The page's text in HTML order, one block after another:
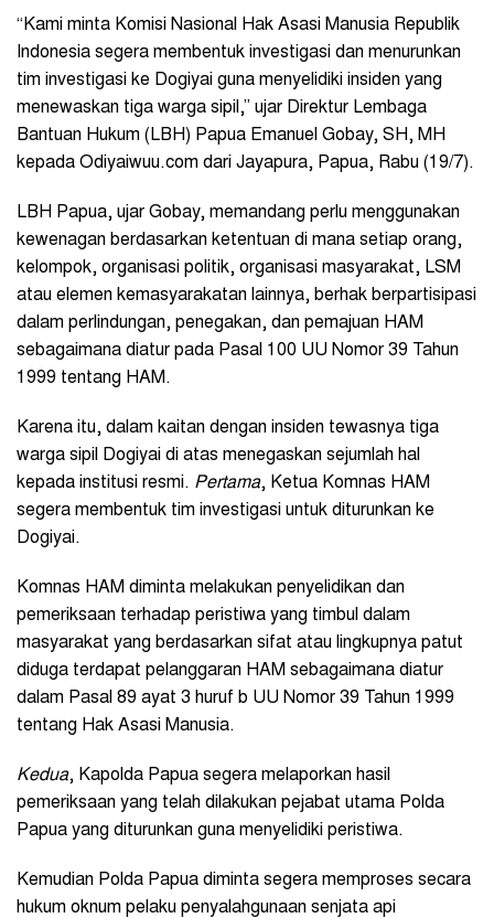
“Kami minta Komisi Nasional Hak Asasi Manusia Republik
Indonesia segera membentuk investigasi dan menurunkan
tim investigasi ke Dogiyai guna menyelidiki insiden yang
menewaskan tiga warga sipil,” ujar Direktur Lembaga
Bantuan Hukum (LBH) Papua Emanuel Gobay, SH, MH
kepada Odiyaiwuu.com dari Jayapura, Papua, Rabu (19/7).
LBH Papua, ujar Gobay, memandang perlu menggunakan
kewenagan berdasarkan ketentuan di mana setiap orang,
kelompok, organisasi politik, organisasi masyarakat, LSM
atau elemen kemasyarakatan lainnya, berhak berpartisipasi
dalam perlindungan, penegakan, dan pemajuan HAM
sebagaimana diatur pada Pasal 100 UU Nomor 39 Tahun
1999 tentang HAM.
Karena itu, dalam kaitan dengan insiden tewasnya tiga
warga sipil Dogiyai di atas menegaskan sejumlah hal
kepada institusi resmi. Pertama, Ketua Komnas HAM
segera membentuk tim investigasi untuk diturunkan ke
Dogiyai.
Komnas HAM diminta melakukan penyelidikan dan
pemeriksaan terhadap peristiwa yang timbul dalam
masyarakat yang berdasarkan sifat atau lingkupnya patut
diduga terdapat pelanggaran HAM sebagaimana diatur
dalam Pasal 89 ayat 3 huruf b UU Nomor 39 Tahun 1999
tentang Hak Asasi Manusia.
Kedua, Kapolda Papua segera melaporkan hasil
pemeriksaan yang telah dilakukan pejabat utama Polda
Papua yang diturunkan guna menyelidiki peristiwa.
Kemudian Polda Papua diminta segera memproses secara
hukum oknum pelaku penyalahgunaan senjata api